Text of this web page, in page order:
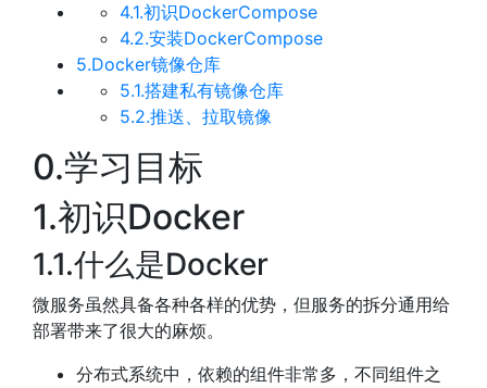
4.1.初识DockerCompose
4.2.安装DockerCompose
5.Docker镜像仓库
5.1.搭建私有镜像仓库
5.2.推送、拉取镜像
0.学习目标
1.初识Docker
1.1.什么是Docker
微服务虽然具备各种各样的优势，但服务的拆分通用给
部署带来了很大的麻烦。
分布式系统中，依赖的组件非常多，不同组件之